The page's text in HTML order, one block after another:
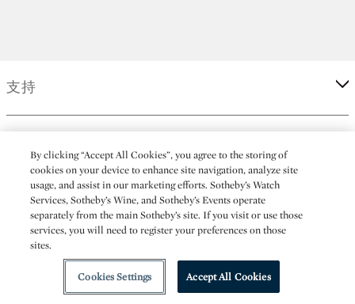
支持
更多
(C) 2026 Sotheby's
By clicking “Accept All Cookies”, you agree to the storing of
cookies on your device to enhance site navigation, analyze site
usage, and assist in our marketing efforts. Sotheby’s Watch
Services, Sotheby’s Wine, and Sotheby’s Events operate
separately from the main Sotheby’s site. If you visit or use those
services, you will need to register your preferences on those
sites.
Cookies Settings Accept All Cookies